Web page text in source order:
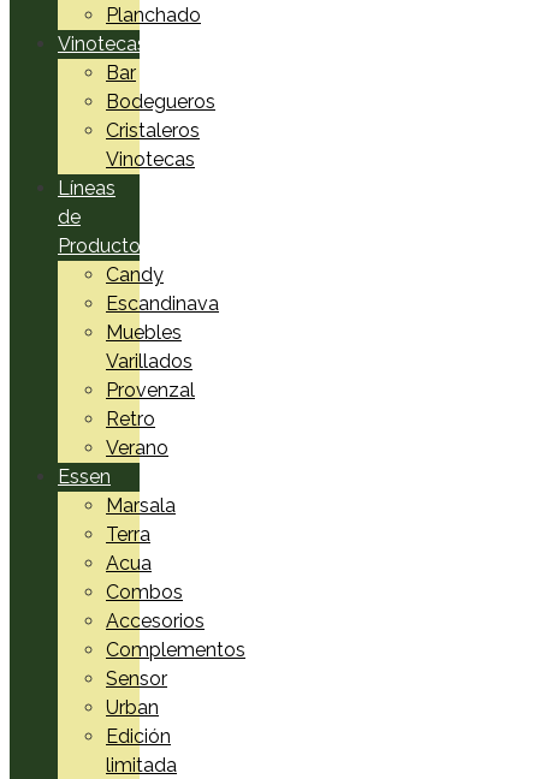
Planchado
Vinotecas
Bar
Bodegueros
Cristaleros
Vinotecas
Líneas
de
Productos
Candy
Escandinava
Muebles
Varillados
Provenzal
Retro
Verano
Essen
Marsala
Terra
Acua
Combos
Accesorios
Complementos
Sensor
Urban
Edición
limitada